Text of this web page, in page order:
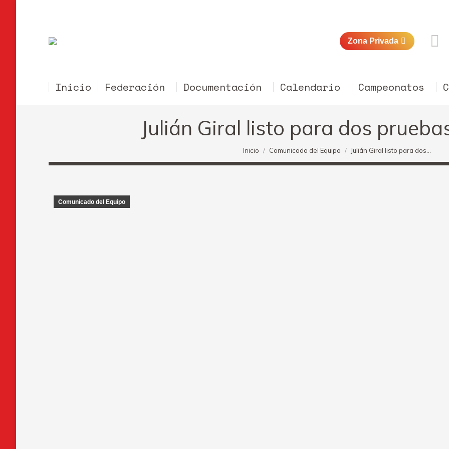
Zona Privada
Inicio Federación Documentación Calendario Campeonatos
Julián Giral listo para dos
Estás aquí:
Inicio Comunicado del Equipo Julián Giral listo para dos…
Comunicado del Equipo